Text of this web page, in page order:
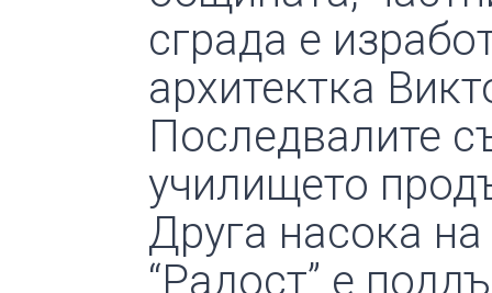
сграда е
архитектка
Последвалите
училището
Друга насока
“Радост” е